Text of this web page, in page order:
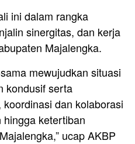
ini dalam rangka
sinergitas, dan kerja
Majalengka.
mewujudkan situasi
kondusif serta
dan kolaborasi
ketertiban
ucap AKBP